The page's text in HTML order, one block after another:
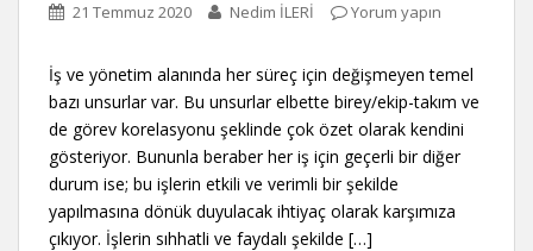
21 Temmuz 2020 Nedim İLERİ Yorum yapın
İş ve yönetim alanında her süreç için değişmeyen temel
bazı unsurlar var. Bu unsurlar elbette birey/ekip-takım ve
de görev korelasyonu şeklinde çok özet olarak kendini
gösteriyor. Bununla beraber her iş için geçerli bir diğer
durum ise; bu işlerin etkili ve verimli bir şekilde
yapılmasına dönük duyulacak ihtiyaç olarak karşımıza
çıkıyor. İşlerin sıhhatli ve faydalı şekilde […]